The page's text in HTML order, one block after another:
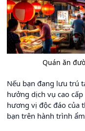
Quán ăn
Nếu bạn đang lưu trú
hưởng dịch vụ cao
hương vị độc đáo của
bạn trên hành trình